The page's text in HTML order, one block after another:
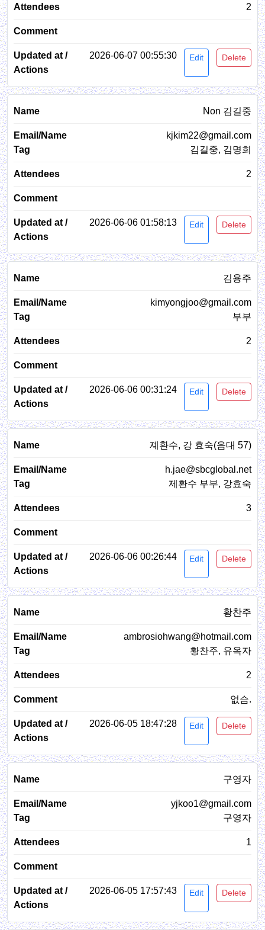
2
2026-06-07 00:55:30 Edit Delete
Non 김길중
kjkim22@gmail.com
김길중, 김명희
2
2026-06-06 01:58:13 Edit Delete
김용주
kimyongjoo@gmail.com
부부
2
2026-06-06 00:31:24 Edit Delete
졔환수, 강 효숙(음대 57)
h.jae@sbcglobal.net
제환수 부부, 강효숙
3
2026-06-06 00:26:44 Edit Delete
황찬주
ambrosiohwang@hotmail.com
황찬주, 유옥자
2
없슴.
2026-06-05 18:47:28 Edit Delete
구영자
yjkoo1@gmail.com
구영자
1
2026-06-05 17:57:43 Edit Delete